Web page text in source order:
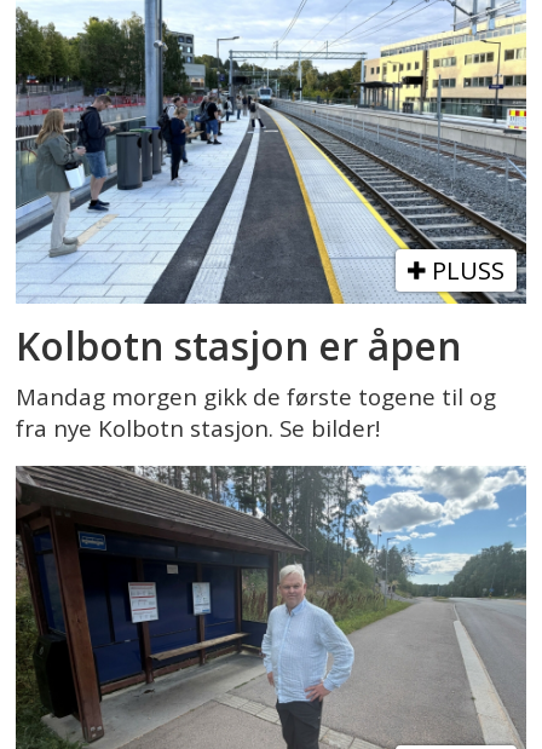
PLUSS
Kolbotn stasjon er åpen
Mandag morgen gikk de første togene til og
fra nye Kolbotn stasjon. Se bilder!